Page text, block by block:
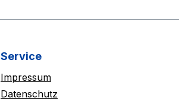
Service
Impressum
Datenschutz